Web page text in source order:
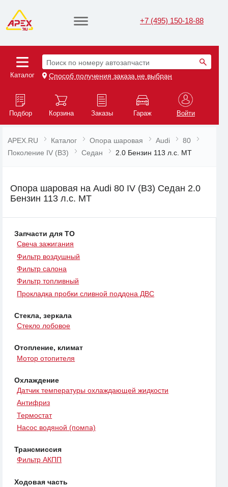
+7 (495) 150-18-88
Каталог
Поиск по номеру автозапчасти
Способ получения заказа не выбран
Подбор Корзина Заказы Гараж Войти
APEX.RU Каталог Опора шаровая Audi
80
Поколение IV (B3)
Седан 2.0 Бензин 113 л.с. MT
Опора шаровая на Audi 80 IV (B3) Седан 2.0
Бензин 113 л.с. MT
Запчасти для ТО
Свеча зажигания
Фильтр воздушный
Фильтр салона
Фильтр топливный
Прокладка пробки сливной поддона ДВС
Стекла, зеркала
Стекло лобовое
Отопление, климат
Мотор отопителя
Охлаждение
Датчик температуры охлаждающей жидкости
Антифриз
Термостат
Насос водяной (помпа)
Трансмиссия
Фильтр АКПП
Ходовая часть